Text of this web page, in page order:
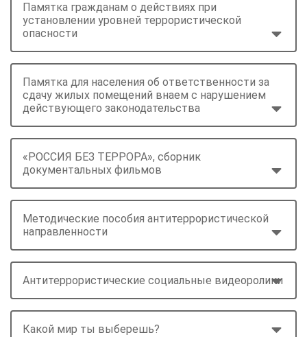
Памятка гражданам о действиях при
установлении уровней террористической
опасности
Памятка для населения об ответственности за
сдачу жилых помещений внаем с нарушением
действующего законодательства
«РОССИЯ БЕЗ ТЕРРОРА», сборник
документальных фильмов
Методические пособия антитеррористической
направленности
Антитеррористические социальные видеоролики
Какой мир ты выберешь?